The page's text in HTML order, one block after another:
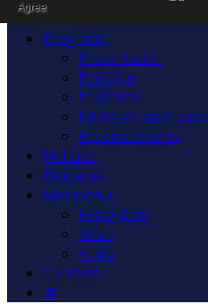
Inicio
Programa
Presentación
Participa
Programa
Ediciones anteriores
Reconocimiento
Noticias
Entidades
Multimedia
Fotogalería
Vídeo
Audio
Contacto
🔎
Agree